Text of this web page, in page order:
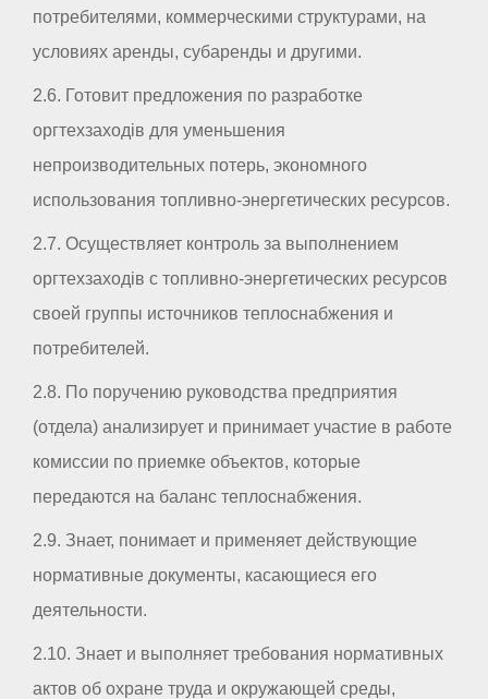
потребителями, коммерческими структурами, на
условиях аренды, субаренды и другими.
2.6. Готовит предложения по разработке
оргтехзаходів для уменьшения
непроизводительных потерь, экономного
использования топливно-энергетических ресурсов.
2.7. Осуществляет контроль за выполнением
оргтехзаходів с топливно-энергетических ресурсов
своей группы источников теплоснабжения и
потребителей.
2.8. По поручению руководства предприятия
(отдела) анализирует и принимает участие в работе
комиссии по приемке объектов, которые
передаются на баланс теплоснабжения.
2.9. Знает, понимает и применяет действующие
нормативные документы, касающиеся его
деятельности.
2.10. Знает и выполняет требования нормативных
актов об охране труда и окружающей среды,